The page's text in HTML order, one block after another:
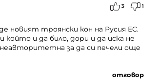
3 1
новият троянски кон на Русия ЕС.
който и да било, дори и да иска не
за да си печели още
отговор